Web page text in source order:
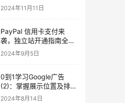
2024年11月11日
PayPal 信用卡支付来
袭，独立站开通指南全揭
秘
2024年9月5日
0到1学习Google广告
(2)：掌握展示位置及排名
规则
2024年8月14日